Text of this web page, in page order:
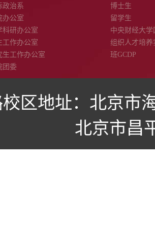
政治系
办公室
科研办公室
工作办公室
生工作办公室
团委
博士生
留学生
中央财经大学
组织人才培养
班GCDP
区地址：北京市
北京市昌